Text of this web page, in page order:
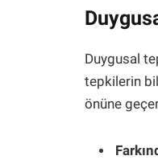
Duygusal
tepkilerin
önüne